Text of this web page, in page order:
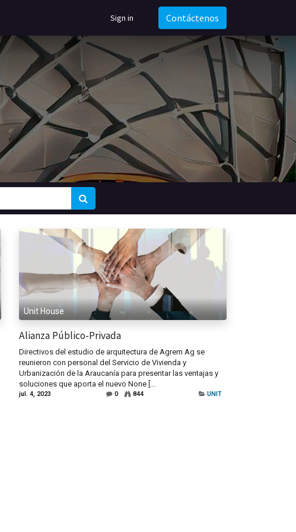
Sign in Contáctenos
Unit House
Alianza Público-Privada
Directivos del estudio de arquitectura de Agrem Ag se
reunieron con personal del Servicio de Vivienda y
Urbanización de la Araucanía para presentar las ventajas y
soluciones que aporta el nuevo None [...
jul. 4, 2023 0 844 UNIT